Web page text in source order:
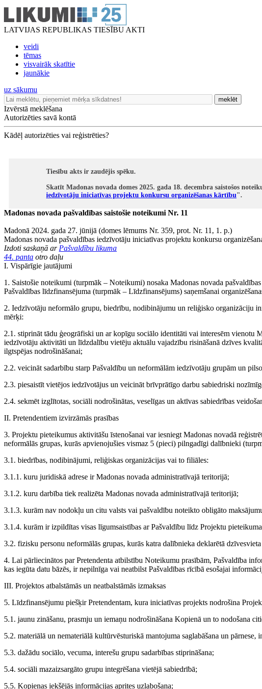
LATVIJAS REPUBLIKAS TIESĪBU AKTI
veidi
tēmas
visvairāk skatītie
jaunākie
uz sākumu
meklēt
Izvērstā meklēšana
Autorizēties savā kontā
Kādēļ autorizēties vai reģistrēties?
Tiesību akts ir zaudējis spēku.
Skatīt Madonas novada domes 2025. gada 18. decembra saistošos
iedzīvotāju iniciatīvas projektu konkursu organizēšanas kārtību".
Madonas novada pašvaldības saistošie noteikumi Nr. 11
Madonā 2024. gada 27. jūnijā (domes lēmums Nr. 359, prot. Nr. 11, 1. p.)
Madonas novada pašvaldības iedzīvotāju iniciatīvas projektu konkursu
Izdoti saskaņā ar Pašvaldību likuma
44. panta otro daļu
I. Vispārīgie jautājumi
1. Saistošie noteikumi (turpmāk – Noteikumi) nosaka Madonas novada
Pašvaldības līdzfinansējuma (turpmāk – Līdzfinansējums) saņemšanai
2. Iedzīvotāju neformālo grupu, biedrību, nodibinājumu un reliģisko organizāciju
mērķi:
2.1. stiprināt tādu ģeogrāfiski un ar kopīgu sociālo identitāti vai interesēm vienotu
iedzīvotāju aktivitāti un līdzdalību vietēju aktuālu vajadzību risināšanā dzīves
ilgtspējas nodrošināšanai;
2.2. veicināt sadarbību starp Pašvaldību un neformālām iedzīvotāju grupām un
2.3. piesaistīt vietējos iedzīvotājus un veicināt brīvprātīgo darbu sabiedriski
2.4. sekmēt izglītotas, sociāli nodrošinātas, veselīgas un aktīvas sabiedrības
II. Pretendentiem izvirzāmās prasības
3. Projektu pieteikumus aktivitāšu īstenošanai var iesniegt Madonas novadā
neformālās grupas, kurās apvienojušies vismaz 5 (pieci) pilngadīgi dalībnieki
3.1. biedrības, nodibinājumi, reliģiskas organizācijas vai to filiāles:
3.1.1. kuru juridiskā adrese ir Madonas novada administratīvajā teritorijā;
3.1.2. kuru darbība tiek realizēta Madonas novada administratīvajā teritorijā;
3.1.3. kurām nav nodokļu un citu valsts vai pašvaldību noteikto obligāto
3.1.4. kurām ir izpildītas visas līgumsaistības ar Pašvaldību līdz Projektu
3.2. fizisku personu neformālās grupas, kurās katra dalībnieka deklarētā
4. Lai pārliecinātos par Pretendenta atbilstību Noteikumu prasībām, Pašvaldība
kas iegūta datu bāzēs, ir nepilnīga vai neatbilst Pašvaldības rīcībā esošajai
III. Projektos atbalstāmās un neatbalstāmās izmaksas
5. Līdzfinansējumu piešķir Pretendentam, kura iniciatīvas projekts nodrošina
5.1. jaunu zināšanu, prasmju un iemaņu nodrošināšana Kopienā un to nodošana
5.2. materiālā un nemateriālā kultūrvēsturiskā mantojuma saglabāšana un pārnese,
5.3. dažādu sociālo, vecuma, interešu grupu sadarbības stiprināšana;
5.4. sociāli mazaizsargāto grupu integrēšana vietējā sabiedrībā;
5.5. Kopienas iekšējās informācijas aprites uzlabošana;